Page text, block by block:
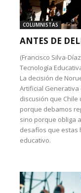
COLUMNISTAS
ANTES DE
(Francisco Silva-
Tecnología
La decisión de
Artificial
discusión que
porque debamos
sino porque obliga
desafíos que estas
educativo.